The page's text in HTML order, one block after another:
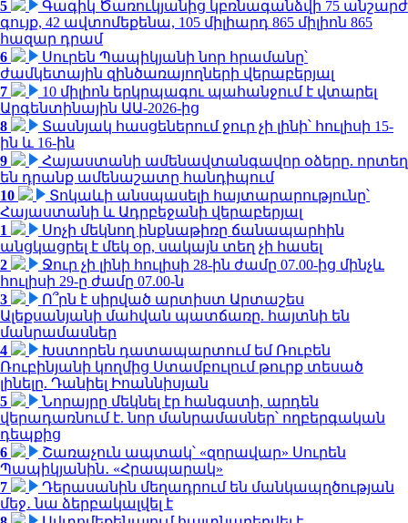
5
Գագիկ Ծառուկյանից կբռնագանձվի 75 անշարժ
գույք, 42 ավտոմեքենա, 105 միլիարդ 865 միլիոն 865
հազար դրամ
6
Սուրեն Պապիկյանի նոր հրամանը՝
ժամկետային զինծառայողների վերաբերյալ
7
10 միլիոն երկրպագու պահանջում է վտարել
Արգենտինային ԱԱ-2026-ից
8
Տասնյակ հասցեներում ջուր չի լինի՝ հուլիսի 15-
ին և 16-ին
9
Հայաստանի ամենավտանգավոր օձերը. որտեղ
են դրանք ամենաշատը հանդիպում
10
Տոկաևի անսպասելի հայտարարությունը՝
Հայաստանի և Ադրբեջանի վերաբերյալ
1
Սոչի մեկնող ինքնաթիռը ճանապարհին
անցկացրել է մեկ օր, սակայն տեղ չի հասել
2
Ջուր չի լինի հուլիսի 28-ին ժամը 07.00-ից մինչև
հուլիսի 29-ը ժամը 07.00-ն
3
Ո՞րն է սիրված արտիստ Արտաշես
Ալեքսանյանի մահվան պատճառը. հայտնի են
մանրամասներ
4
Խստորեն դատապարտում եմ Ռուբեն
Ռուբինյանի կողմից Ստամբուլում թուրք տեսած
լինելը. Դանիել Իոաննիսյան
5
Նորայրը մեկնել էր հանգստի, արդեն
վերադառնում է. նոր մանրամասներ՝ ողբերգական
դեպքից
6
Շառաչուն ապտակ՝ «զորավար» Սուրեն
Պապիկյանին․ «Հրապարակ»
7
Դերասանին մեղադրում են մանկապղծության
մեջ․ նա ձերբակալվել է